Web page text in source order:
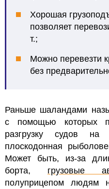
Хорошая
позволяет
т.;
Можно перевезти
без
Раньше шаландами
с помощью которых
разгрузку судов
плоскодонная
Может быть, из-за
борта, грузовые
полуприцепом людям